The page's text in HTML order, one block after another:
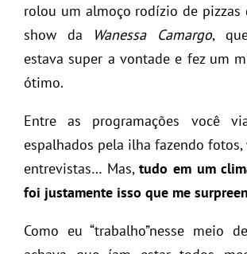
rolou um almoço rodízio de pizzas
show da
Wanessa Camargo,
estava super a vontade e fez um
ótimo.
Entre as programações você
espalhados pela ilha fazendo fotos,
entrevistas… Mas,tudo em um
foi justamente isso que me
Como eu “trabalho”nesse meio